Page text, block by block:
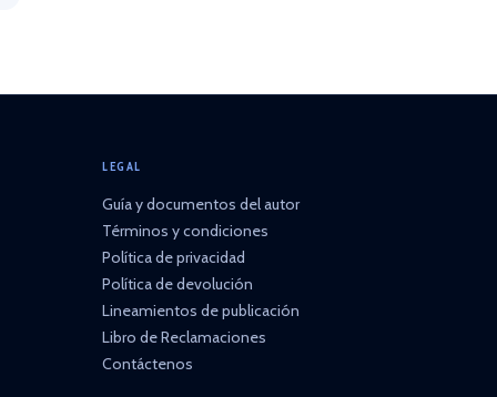
LEGAL
Guía y documentos del autor
Términos y condiciones
Política de privacidad
Política de devolución
Lineamientos de publicación
Libro de Reclamaciones
Contáctenos